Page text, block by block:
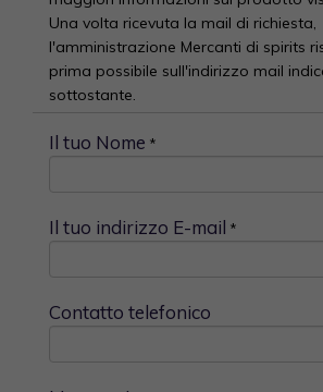
Una volta ricevuta la mail di richiesta,
l'amministrazione Mercanti di spirits
prima possibile sull'indirizzo mail
sottostante.
Il tuo Nome *
Il tuo indirizzo E-mail *
Contatto telefonico